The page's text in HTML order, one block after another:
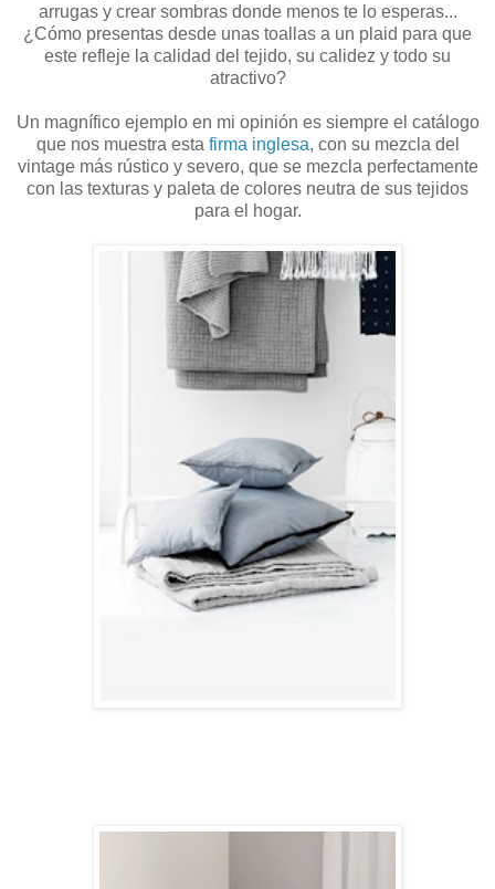
arrugas y crear sombras donde menos te lo esperas...
¿Cómo presentas desde unas toallas a un plaid para que
este refleje la calidad del tejido, su calidez y todo su
atractivo?
Un magnífico ejemplo en mi opinión es siempre el catálogo
que nos muestra esta firma inglesa, con su mezcla del
vintage más rústico y severo, que se mezcla perfectamente
con las texturas y paleta de colores neutra de sus tejidos
para el hogar.